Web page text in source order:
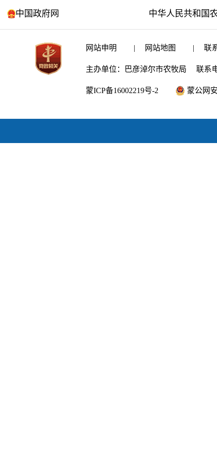
中国政府网 中华人民共和国
网站申明 | 网站地图 | 联
主办单位：巴彦淖尔市农牧局 联系
蒙ICP备16002219号-2 蒙公网